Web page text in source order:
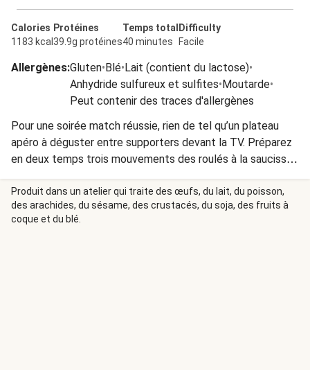
Calories
1183 kcal
Protéines
39.9g protéines
Temps total
40 minutes
Difficulty
Facile
Allergènes:Gluten•Blé•Lait (contient du lactose)•
Anhydride sulfureux et sulfites•Moutarde•
Peut contenir des traces d'allergènes
Pour une soirée match réussie, rien de tel qu’un plateau
apéro à déguster entre supporters devant la TV. Préparez
en deux temps trois mouvements des roulés à la saucisse
prêts à être dévorés entre deux actions palpitantes.
Servez-les avec des crudités à tremper dans du ketchup
ou une sauce blanche pour un apéro gagnant.
Produit dans un atelier qui traite des œufs, du lait, du poisson,
des arachides, du sésame, des crustacés, du soja, des fruits à
coque et du blé.